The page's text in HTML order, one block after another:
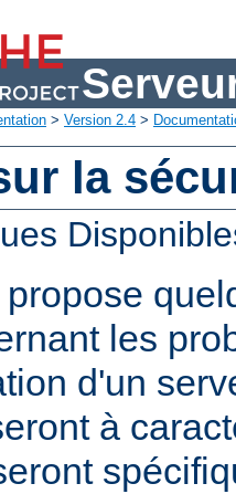
> Version 2.4 >
la
les
d'un
à